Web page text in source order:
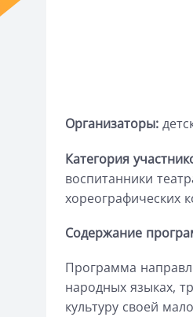
Организаторы:
Категория
воспитанники
хореографических
Содержание
Программа
народных языках,
культуру своей